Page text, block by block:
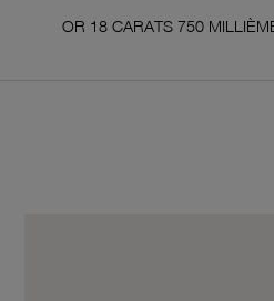
18 CARATS 750 MILLIÈMES
favoris